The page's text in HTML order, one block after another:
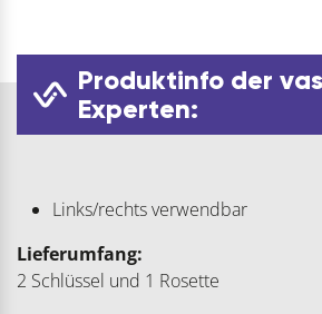
Produktinfo der
Experten:
Links/rechts verwendbar
Lieferumfang:
2 Schlüssel und 1 Rosette